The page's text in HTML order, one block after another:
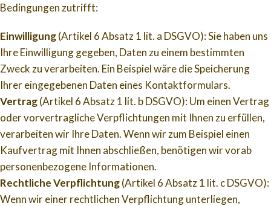
Bedingungen zutrifft:
Einwilligung(Artikel 6 Absatz 1 lit. a DSGVO): Sie haben uns
Ihre Einwilligung gegeben, Daten zu einem bestimmten
Zweck zu verarbeiten. Ein Beispiel wäre die Speicherung
Ihrer eingegebenen Daten eines Kontaktformulars.
Vertrag(Artikel 6 Absatz 1 lit. b DSGVO): Um einen Vertrag
oder vorvertragliche Verpflichtungen mit Ihnen zu erfüllen,
verarbeiten wir Ihre Daten. Wenn wir zum Beispiel einen
Kaufvertrag mit Ihnen abschließen, benötigen wir vorab
personenbezogene Informationen.
Rechtliche Verpflichtung(Artikel 6 Absatz 1 lit. c DSGVO):
Wenn wir einer rechtlichen Verpflichtung unterliegen,